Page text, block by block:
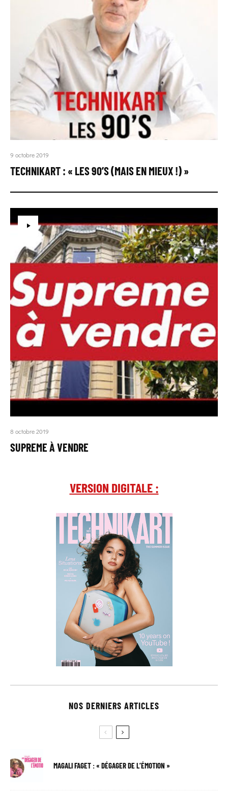
9 octobre 2019
TECHNIKART : « LES 90’S (MAIS EN MIEUX !) »
8 octobre 2019
SUPREME À VENDRE
VERSION DIGITALE :
NOS DERNIERS ARTICLES
MAGALI FAGET : « DÉGAGER DE L’ÉMOTION »